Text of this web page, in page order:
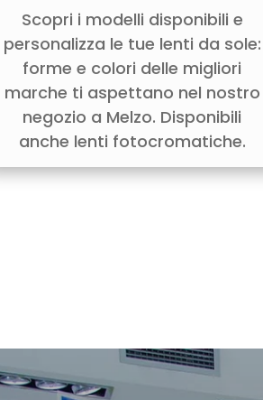
Scopri i modelli disponibili e
personalizza le tue lenti da sole:
forme e colori delle migliori
marche ti aspettano nel nostro
negozio a Melzo. Disponibili
anche lenti fotocromatiche.